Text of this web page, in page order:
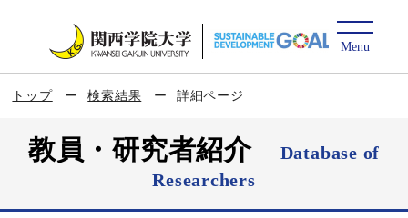
トップ 検索結果 詳細ページ
教員・研究者紹介
Database of
Researchers